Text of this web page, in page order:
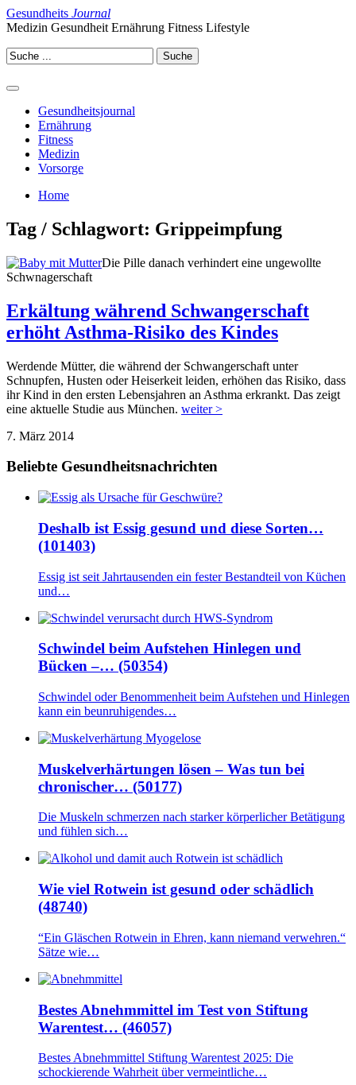
Gesundheits Journal
Medizin Gesundheit Ernährung Fitness Lifestyle
Gesundheitsjournal
Ernährung
Fitness
Medizin
Vorsorge
Home
Tag / Schlagwort: Grippeimpfung
Die Pille danach verhindert eine ungewollte
Schwnagerschaft
Erkältung während Schwangerschaft
erhöht Asthma-Risiko des Kindes
Werdende Mütter, die während der Schwangerschaft unter
Schnupfen, Husten oder Heiserkeit leiden, erhöhen das Risiko, dass
ihr Kind in den ersten Lebensjahren an Asthma erkrankt. Das zeigt
eine aktuelle Studie aus München. weiter >
7. März 2014
Beliebte Gesundheitsnachrichten
Deshalb ist Essig gesund und diese Sorten…
(101403)
Essig ist seit Jahrtausenden ein fester Bestandteil von Küchen
und…
Schwindel beim Aufstehen Hinlegen und
Bücken –… (50354)
Schwindel oder Benommenheit beim Aufstehen und Hinlegen
kann ein beunruhigendes…
Muskelverhärtungen lösen – Was tun bei
chronischer… (50177)
Die Muskeln schmerzen nach starker körperlicher Betätigung
und fühlen sich…
Wie viel Rotwein ist gesund oder schädlich
(48740)
“Ein Gläschen Rotwein in Ehren, kann niemand verwehren.“
Sätze wie…
Bestes Abnehmmittel im Test von Stiftung
Warentest… (46057)
Bestes Abnehmmittel Stiftung Warentest 2025: Die
schockierende Wahrheit über vermeintliche…